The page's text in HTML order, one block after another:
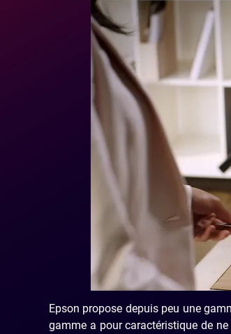
Epson propose depuis peu une
gamme a pour caractéristique de